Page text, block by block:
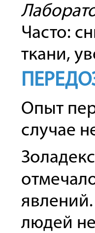
Часто:
ткани,
Опыт
случае
Золадекс
людей